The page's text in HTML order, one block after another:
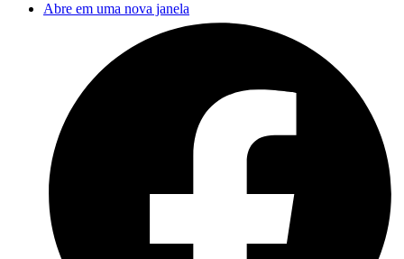
Abre em uma nova janela